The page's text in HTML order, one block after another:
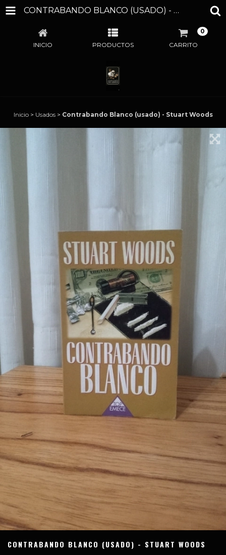
CONTRABANDO BLANCO (USADO) - STUART WOODS
INICIO PRODUCTOS CARRITO
0
Inicio > Usados > Contrabando Blanco (usado) - Stuart Woods
CONTRABANDO BLANCO (USADO) - STUART WOODS